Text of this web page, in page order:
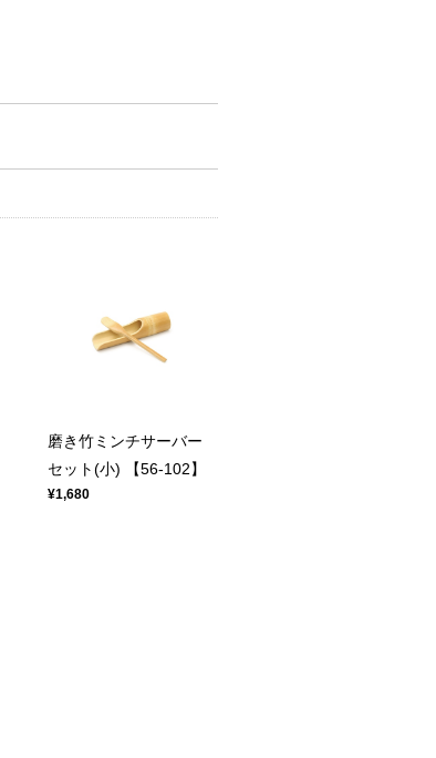
磨き竹ミンチサーバー
セット(小) 【56-102】
¥1,680